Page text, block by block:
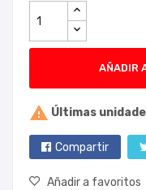
AÑADIR
 Últimas
Compartir
Añadir a favoritos